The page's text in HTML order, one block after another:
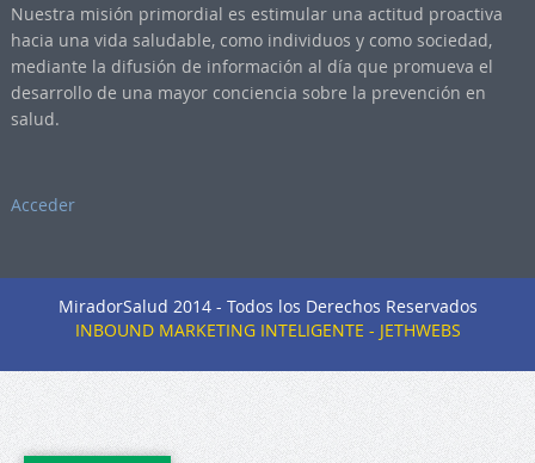
Nuestra misión primordial es estimular una actitud proactiva
hacia una vida saludable, como individuos y como sociedad,
mediante la difusión de información al día que promueva el
desarrollo de una mayor conciencia sobre la prevención en
salud.
Acceder
MiradorSalud 2014 - Todos los Derechos Reservados
INBOUND MARKETING INTELIGENTE - JETHWEBS